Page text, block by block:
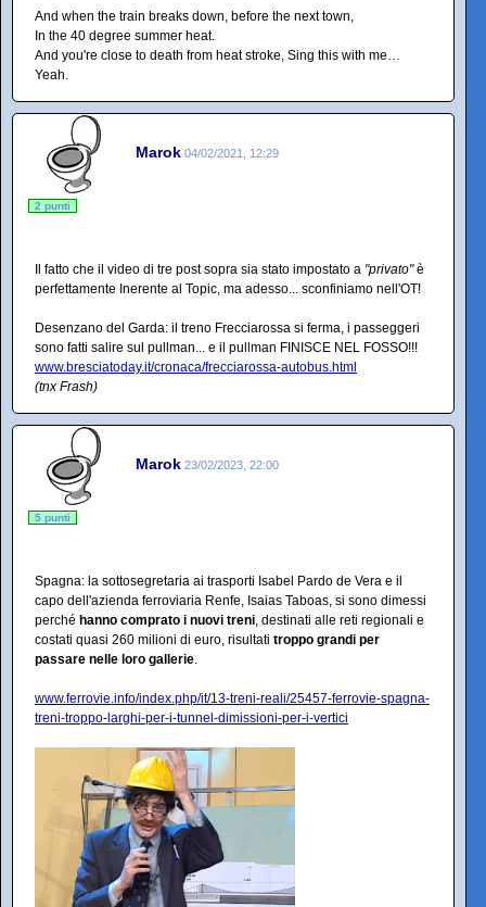
And when the train breaks down, before the next town,
In the 40 degree summer heat.
And you're close to death from heat stroke, Sing this with me…
Yeah.
Marok 04/02/2021, 12:29
2 punti
Il fatto che il video di tre post sopra sia stato impostato a "privato"è
perfettamente Inerente al Topic, ma adesso... sconfiniamo nell'OT!
Desenzano del Garda: il treno Frecciarossa si ferma, i passeggeri
sono fatti salire sul pullman... e il pullman FINISCE NEL FOSSO!!!
www.bresciatoday.it/cronaca/frecciarossa-autobus.html
(tnx Frash)
Marok 23/02/2023, 22:00
5 punti
Spagna: la sottosegretaria ai trasporti Isabel Pardo de Vera e il
capo dell'azienda ferroviaria Renfe, Isaias Taboas, si sono dimessi
perché hanno comprato i nuovi treni, destinati alle reti regionali e
costati quasi 260 milioni di euro, risultati troppo grandi per
passare nelle loro gallerie.
www.ferrovie.info/index.php/it/13-treni-reali/25457-ferrovie-spagna-
treni-troppo-larghi-per-i-tunnel-dimissioni-per-i-vertici